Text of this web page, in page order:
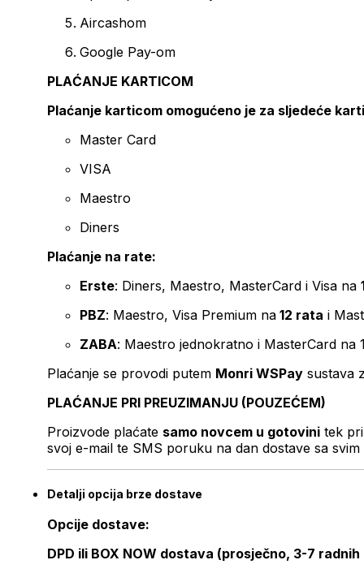
Aircashom
Google Pay-om
PLAĆANJE KARTICOM
Plaćanje karticom omogućeno je za sljedeće
Master Card
VISA
Maestro
Diners
Plaćanje na rate:
Erste: Diners, Maestro, MasterCard i Visa na
PBZ: Maestro, Visa Premium na 12 rata i
ZABA: Maestro jednokratno i MasterCard na
Plaćanje se provodi putem Monri WSPay sustava
PLAĆANJE PRI PREUZIMANJU (POUZEĆEM)
Proizvode plaćate samo novcem u gotovini tek
svoj e-mail te SMS poruku na dan dostave sa svim
Detalji opcija brze dostave
Opcije dostave:
DPD ili BOX NOW dostava (prosječno, 3-7 radnih